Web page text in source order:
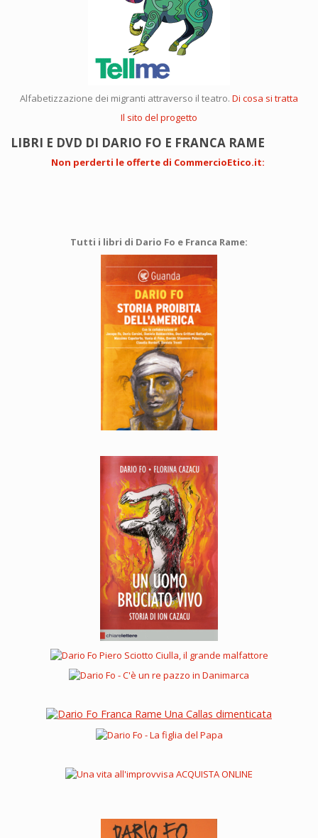
Alfabetizzazione dei migranti attraverso il teatro. Di cosa si tratta
Il sito del progetto
LIBRI E DVD DI DARIO FO E FRANCA RAME
Non perderti le offerte di CommercioEtico.it:
Tutti i libri di Dario Fo e Franca Rame: